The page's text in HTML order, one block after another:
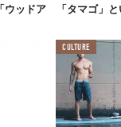
ウッドア
「タマゴ」
CULTURE